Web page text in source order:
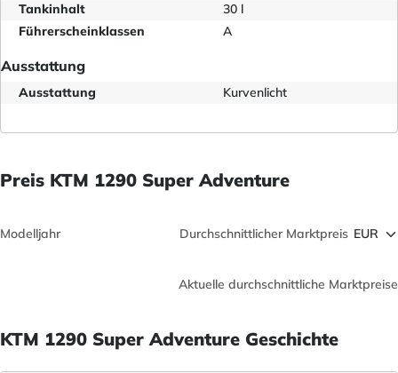
Tankinhalt
30 l
Führerscheinklassen
A
Ausstattung
Ausstattung Kurvenlicht
Preis KTM 1290 Super Adventure
Modelljahr Durchschnittlicher Marktpreis
Aktuelle durchschnittliche Marktpreise
KTM 1290 Super Adventure Geschichte